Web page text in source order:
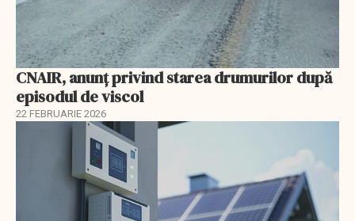
CNAIR, anunț privind starea drumurilor după
episodul de viscol
22 FEBRUARIE 2026